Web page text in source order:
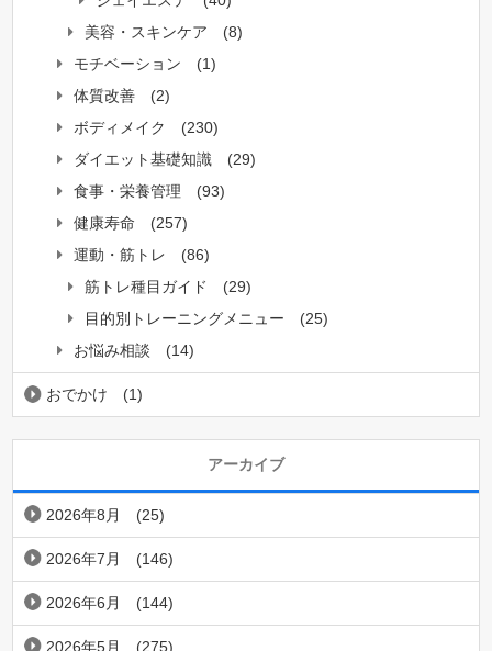
美容・スキンケア
(8)
モチベーション
(1)
体質改善
(2)
ボディメイク
(230)
ダイエット基礎知識
(29)
食事・栄養管理
(93)
健康寿命
(257)
運動・筋トレ
(86)
筋トレ種目ガイド
(29)
目的別トレーニングメニュー
(25)
お悩み相談
(14)
おでかけ (1)
アーカイブ
2026年8月 (25)
2026年7月 (146)
2026年6月 (144)
2026年5月 (275)